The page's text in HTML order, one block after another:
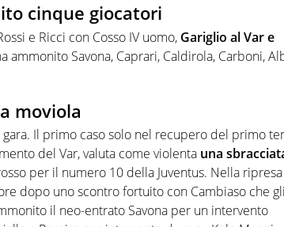
cinque giocatori
e Ricci con Cosso IV uomo, Gariglio al Var e
ammonito Savona, Caprari, Caldirola, Carboni,
moviola
Il primo caso solo nel recupero del primo
del Var, valuta come violenta una
per il numero 10 della Juventus. Nella ripresa
dopo uno scontro fortuito con Cambiaso che
il neo-entrato Savona per un intervento